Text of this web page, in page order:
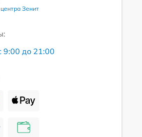
Зенит
9:00 до 21:00